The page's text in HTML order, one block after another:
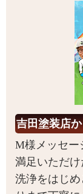
吉田塗装店
M様メッセー
満足いただ
洗浄をはじ